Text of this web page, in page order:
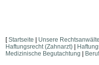
[Startseite Unsere Rechtsanwälte
Haftungsrecht (Zahnarzt)|
Medizinische Begutachtung